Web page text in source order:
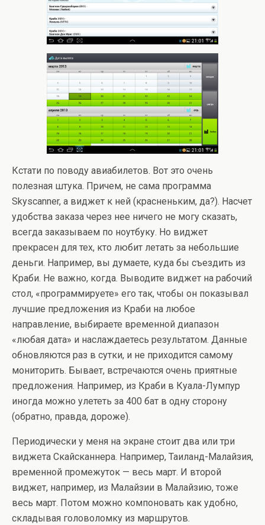
Кстати по поводу авиабилетов. Вот это очень
полезная штука. Причем, не сама программа
Skyscanner, а виджет к ней (красненьким, да?). Насчет
удобства заказа через нее ничего не могу сказать,
всегда заказываем по ноутбуку. Но виджет
прекрасен для тех, кто любит летать за небольшие
деньги. Например, вы думаете, куда бы съездить из
Краби. Не важно, когда. Выводите виджет на рабочий
стол, «программируете» его так, чтобы он показывал
лучшие предложения из Краби на любое
направление, выбираете временной диапазон
«любая дата» и наслаждаетесь результатом. Данные
обновляются раз в сутки, и не приходится самому
мониторить. Бывает, встречаются очень приятные
предложения. Например, из Краби в Куала-Лумпур
иногда можно улететь за 400 бат в одну сторону
(обратно, правда, дороже).
Периодически у меня на экране стоит два или три
виджета Скайсканнера. Например, Таиланд-Малайзия,
временной промежуток — весь март. И второй
виджет, например, из Малайзии в Малайзию, тоже
весь март. Потом можно компоновать как удобно,
складывая головоломку из маршрутов.